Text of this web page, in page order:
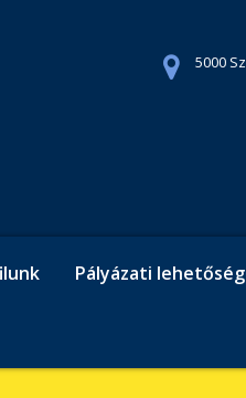
5000
Pályázati